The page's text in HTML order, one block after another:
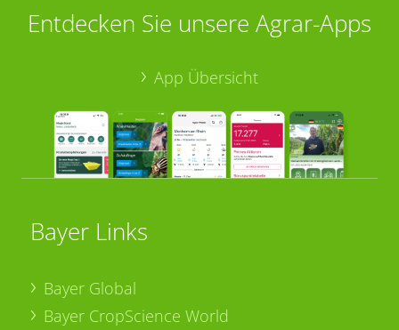
Entdecken Sie unsere Agrar-Apps
App Übersicht
Bayer Links
Bayer Global
Bayer CropScience World